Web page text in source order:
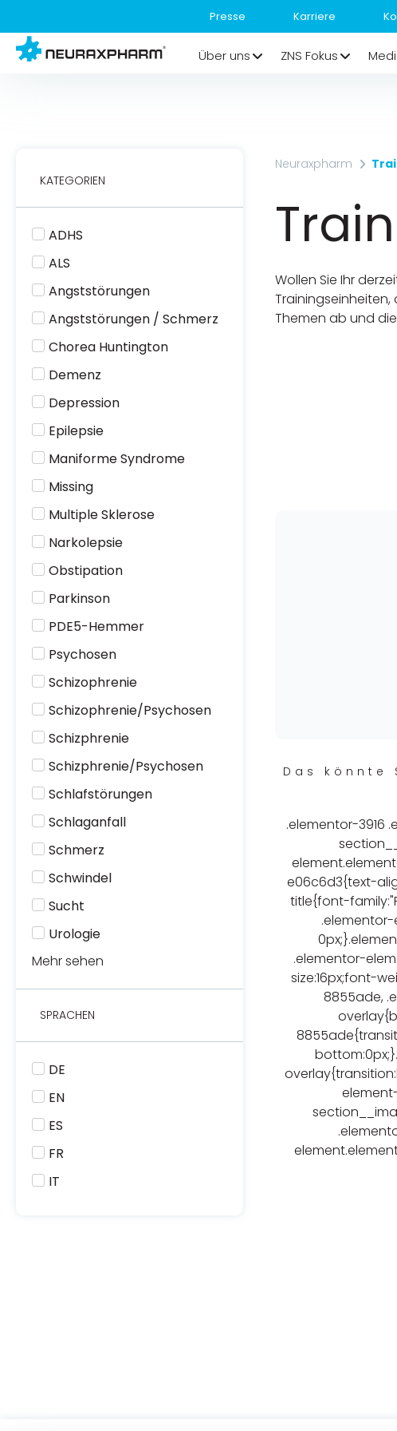
Presse Karriere
Über uns ZNS Fokus
KATEGORIEN
ADHS
ALS
Angststörungen
Angststörungen / Schmerz
Chorea Huntington
Demenz
Depression
Epilepsie
Maniforme Syndrome
Missing
Multiple Sklerose
Narkolepsie
Obstipation
Parkinson
PDE5-Hemmer
Psychosen
Schizophrenie
Schizophrenie/Psychosen
Schizphrenie
Schizphrenie/Psychosen
Schlafstörungen
Schlaganfall
Schmerz
Schwindel
Sucht
Urologie
Mehr sehen
SPRACHEN
DE
EN
ES
FR
IT
Neuraxpharm
Wollen Sie Ihr
Themen ab und
Das könnte
.elementor-3916
e06c6d3{text-
title{font-
.elementor-
size:16px;font-
8855ade,